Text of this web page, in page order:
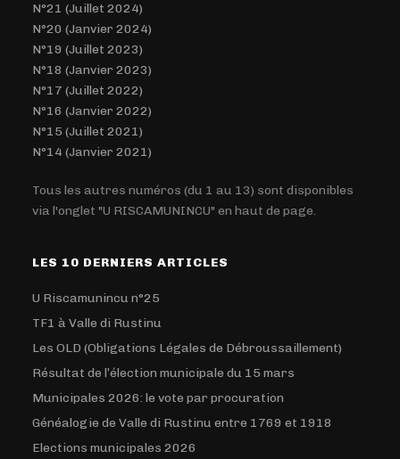
N°21 (Juillet 2024)
N°20 (Janvier 2024)
N°19 (Juillet 2023)
N°18 (Janvier 2023)
N°17 (Juillet 2022)
N°16 (Janvier 2022)
N°15 (Juillet 2021)
N°14 (Janvier 2021)
Tous les autres numéros (du 1 au 13) sont disponibles
via l'onglet "U RISCAMUNINCU" en haut de page.
LES 10 DERNIERS ARTICLES
U Riscamunincu n°25
TF1 à Valle di Rustinu
Les OLD (Obligations Légales de Débroussaillement)
Résultat de l’élection municipale du 15 mars
Municipales 2026: le vote par procuration
Généalogie de Valle di Rustinu entre 1769 et 1918
Elections municipales 2026